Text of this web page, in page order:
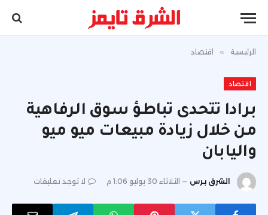
الرئيسية » اقتصاد
اقتصاد
برادا تتحدى تباطؤ سوق الرفاهية
من خلال زيادة مبيعات ميو ميو
واليابان
الشرق برس الثلاثاء 30 يوليو 1:06 م لا توجد تعليقات